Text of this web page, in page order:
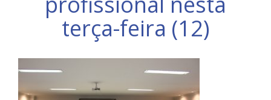
terça-feira (12)